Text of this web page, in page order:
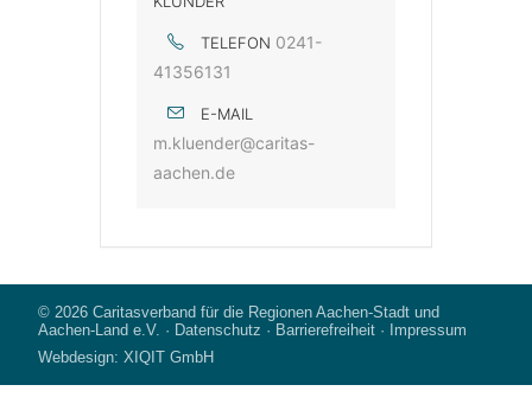
TELEFON 0241-
41356131
E-MAIL
m.kluender@caritas-
aachen.de
© 2026 Caritasverband für die Regionen Aachen-Stadt und
Aachen-Land e.V. · Datenschutz · Barrierefreiheit ·
Impressum
Webdesign: XIQIT GmbH